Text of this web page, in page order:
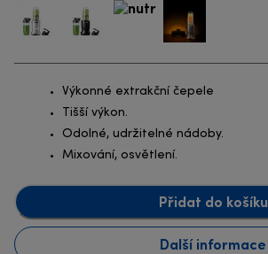
Výkonné extrakční čepele
Tišší výkon.
Odolné, udržitelné nádoby.
Mixování, osvětlení.
Přidat do košíku
Další informace